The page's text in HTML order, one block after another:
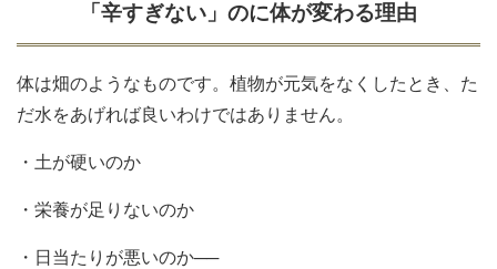
「辛すぎない」のに体が変わる理由
体は畑のようなものです。植物が元気をなくしたとき、た
だ水をあげれば良いわけではありません。
・土が硬いのか
・栄養が足りないのか
・日当たりが悪いのか──